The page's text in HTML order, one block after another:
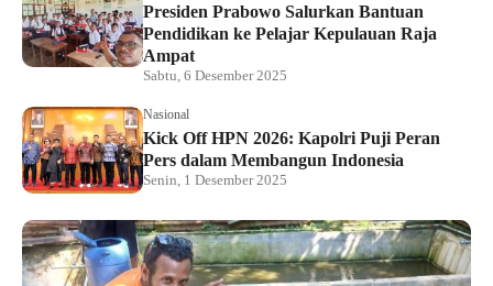
Presiden Prabowo Salurkan Bantuan
Pendidikan ke Pelajar Kepulauan Raja
Ampat
Sabtu, 6 Desember 2025
Nasional
Kick Off HPN 2026: Kapolri Puji Peran
Pers dalam Membangun Indonesia
Senin, 1 Desember 2025